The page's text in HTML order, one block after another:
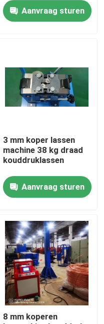
Aanvraag sturen
3 mm koper lassen
machine 38 kg draad
kouddruklassen
Aanvraag sturen
8 mm koperen